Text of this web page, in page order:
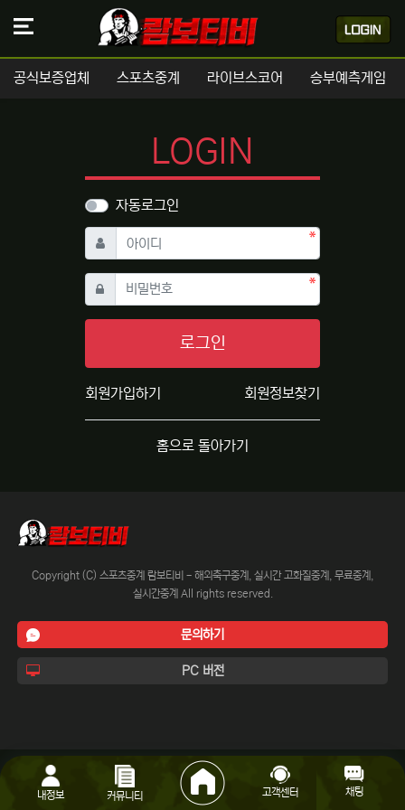
공식보증업체 스포츠중계 라이브스코어 승부예측게임
LOGIN
자동로그인
아이디 필수
비밀번호필수
로그인
회원가입하기 회원정보찾기
홈으로 돌아가기
Copyright (C) 스포츠중계 람보티비 - 해외축구중계, 실시간 고화질중계, 무료중계,
실시간중계 All rights reserved.
문의하기
PC 버전
내정보 커뮤니티 고객센터 채팅